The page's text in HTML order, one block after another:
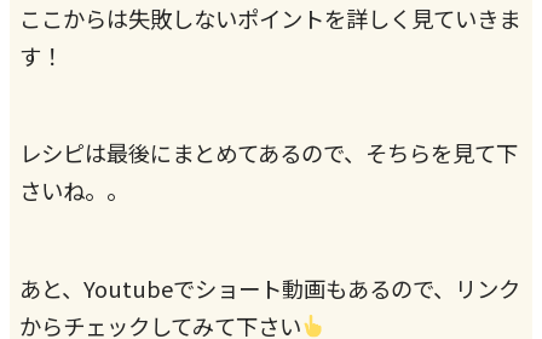
ここからは失敗しないポイントを詳しく見ていきま
す！
レシピは最後にまとめてあるので、そちらを見て下
さいね。。
あと、Youtubeでショート動画もあるので、リンク
からチェックしてみて下さい